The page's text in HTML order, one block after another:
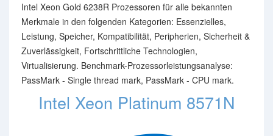
Intel Xeon Gold 6238R Prozessoren für alle bekannten
Merkmale in den folgenden Kategorien: Essenzielles,
Leistung, Speicher, Kompatibilität, Peripherien, Sicherheit &
Zuverlässigkeit, Fortschrittliche Technologien,
Virtualisierung. Benchmark-Prozessorleistungsanalyse:
PassMark - Single thread mark, PassMark - CPU mark.
Intel Xeon Platinum 8571N